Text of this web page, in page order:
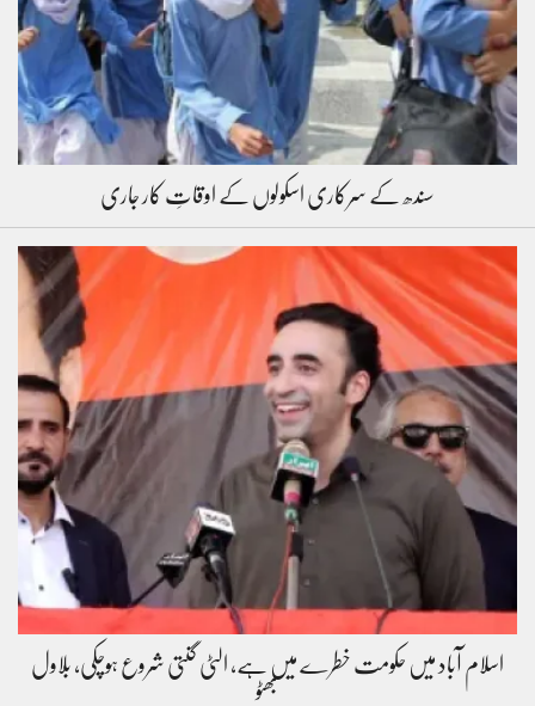
سندھ کے سرکاری اسکولوں کے اوقاتِ کار جاری
اسلام آباد میں حکومت خطرے میں ہے، الٹی گنتی شروع ہوچکی، بلاول
بھٹو